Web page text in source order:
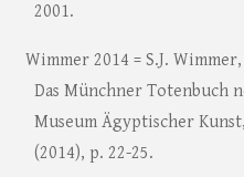
2001.
Wimmer 2014 = S.J.
Das Münchner Totenbuch
Museum Ägyptischer
(2014), p. 22-25.